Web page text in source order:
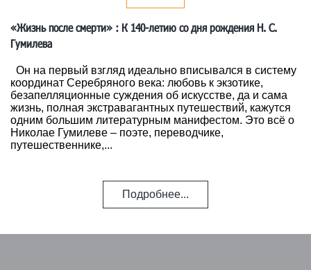
«Жизнь после смерти» : К 140-летию со дня рождения Н. С.
Гумилева
Он на первый взгляд идеально вписывался в систему
координат Серебряного века: любовь к экзотике,
безапелляционные суждения об искусстве, да и сама
жизнь, полная экстравагантных путешествий, кажутся
одним большим литературным манифестом. Это всё о
Николае Гумилеве – поэте, переводчике,
путешественнике,...
Подробнее...